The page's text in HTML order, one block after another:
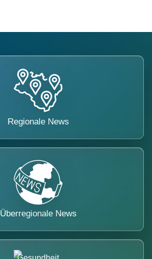
Regionale News
Überregionale News